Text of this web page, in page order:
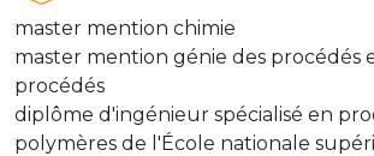
master mention chimie
master mention génie des procédés
procédés
diplôme d'ingénieur spécialisé en
polymères de l'École nationale